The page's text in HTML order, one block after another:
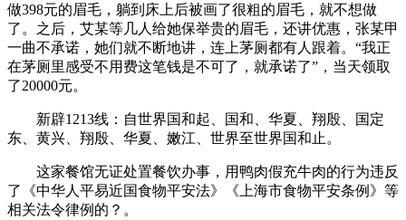
做398元的眉毛，躺到床上后被画了很粗的眉毛，就不想做
了。之后，艾某等几人给她保举贵的眉毛，还讲优惠，张某甲
一曲不承诺，她们就不断地讲，连上茅厕都有人跟着。“我正
在茅厕里感受不用费这笔钱是不可了，就承诺了”，当天领取
了20000元。
新辟1213线：自世界国和起、国和、华夏、翔殷、国定
东、黄兴、翔殷、华夏、嫩江、世界至世界国和止。
这家餐馆无证处置餐饮办事，用鸭肉假充牛肉的行为违反
了《中华人平易近国食物平安法》《上海市食物平安条例》等
相关法令律例的？。